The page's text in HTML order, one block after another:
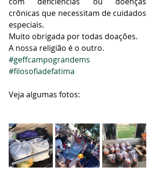
crônicas que necessitam de cuidados
especiais.
Muito obrigada por todas doações.
A nossa religião é o outro.
#geffcampograndems
#filosofiadefatima
Veja algumas fotos: